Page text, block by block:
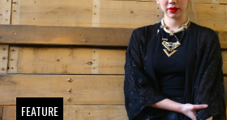
FEATURE